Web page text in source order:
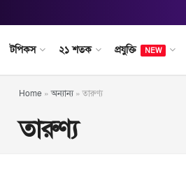
টপিকস ২১ শতক প্রযুক্তি NEW
Home »অন্যান্য»তারুণ্য
তারুণ্য